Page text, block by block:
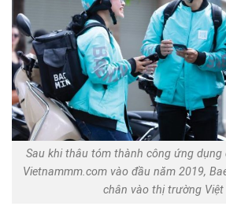
Sau khi thâu tóm thành công ứng
Vietnammm.com vào đầu năm 2019,
chân vào thị trường Việt